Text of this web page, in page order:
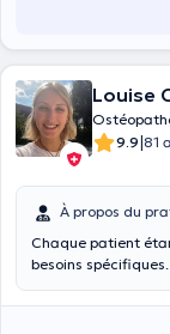
Louise
9.9|81
À propos du
Chaque patient
besoins spécifiques.